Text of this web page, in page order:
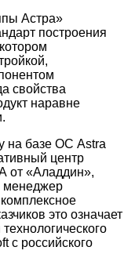
Астра»
построения
свойства
наравне
на базе ОС Astra
центр
от «Аладдин»,
менеджер
это означает
с российского